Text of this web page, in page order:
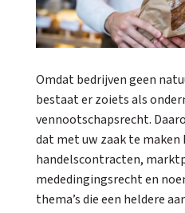
Omdat bedrijven geen
bestaat er zoiets als
vennootschapsrecht.
dat met uw zaak te maken
handelscontracten,
mededingingsrecht en
thema’s die een heldere